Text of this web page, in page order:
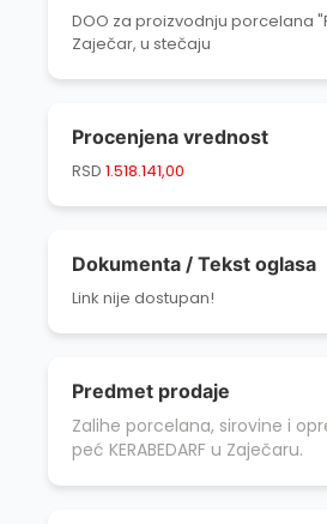
DOO za proizvodnju porcelana
Zaječar, u stečaju
Procenjena vrednost
RSD 1.518.141,00
Dokumenta / Tekst oglasa
Link nije dostupan!
Predmet prodaje
Zalihe porcelana, sirovine i
peć KERABEDARF u Zaječaru.